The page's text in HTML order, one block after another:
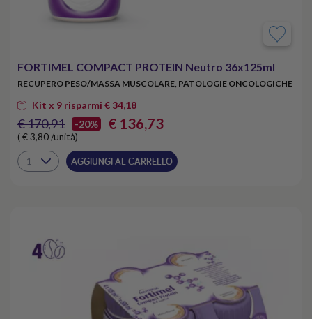
FORTIMEL COMPACT PROTEIN Neutro 36x125ml
RECUPERO PESO/MASSA MUSCOLARE, PATOLOGIE ONCOLOGICHE
Kit x 9 risparmi € 34,18
€ 170,91 -20% € 136,73
( € 3,80 /unità)
AGGIUNGI AL CARRELLO